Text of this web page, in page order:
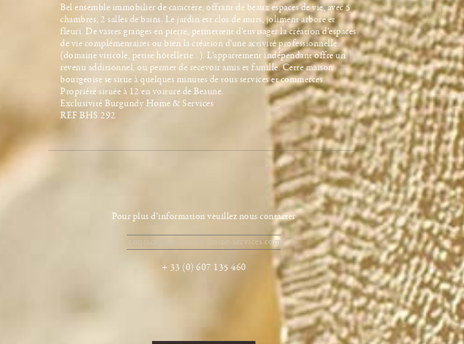
Bel ensemble immobilier de caractère, offrant de beaux espaces de vie, avec 5
chambres, 2 salles de bains. Le jardin est clos de murs, joliment arboré et
fleuri. De vastes granges en pierre, permettent d'envisager la création d'espaces
de vie complémentaires ou bien la création d'une activité professionnelle
(domaine viticole, petite hôtellerie...). L'appartement indépendant offre un
revenu additionnel, ou permet de recevoir amis et famille. Cette maison
bourgeoise se situe à quelques minutes de tous services et commerces.
Propriété située à 12 en voiture de Beaune.
Exclusivité Burgundy Home & Services
REF BHS 292
Pour plus d'information veuillez nous contacter
contact@burgundy-home-services.com
+ 33 (0) 607 135 460